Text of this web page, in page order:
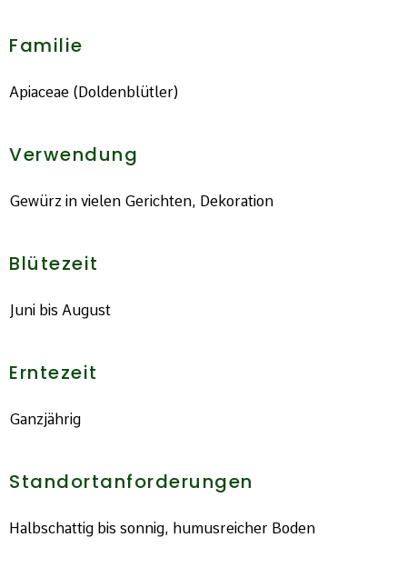
Familie
Apiaceae (Doldenblütler)
Verwendung
Gewürz in vielen Gerichten, Dekoration
Blütezeit
Juni bis August
Erntezeit
Ganzjährig
Standortanforderungen
Halbschattig bis sonnig, humusreicher Boden